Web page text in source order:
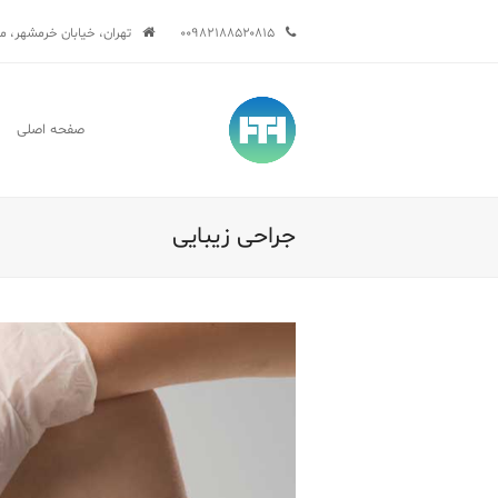
تهران، خیابان خرمشهر،
صفحه اصلی
جراحی زیبایی